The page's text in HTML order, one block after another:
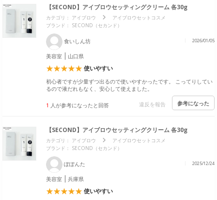
【SECOND】アイブロウセッティングクリーム 各30g
カテゴリ： アイブロウ
アイブロウセットコスメ
ブランド： SECOND（セカンド）
食いしん坊 2026/01/05
美容室 山口県
使いやすい
初心者ですが少量ずつ出るので使いやすかったです。 こってりしてい
るので液だれもなく、安心して使えました。
1 人が参考になったと回答 違反を報告 参考になった
【SECOND】アイブロウセッティングクリーム 各30g
カテゴリ： アイブロウ
アイブロウセットコスメ
ブランド： SECOND（セカンド）
ぽぽんた 2025/12/24
美容室 兵庫県
使いやすい